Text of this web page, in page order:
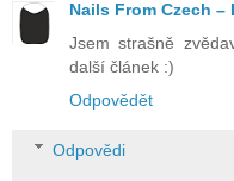
Nails From Czech –
Jsem strašně
další článek :)
Odpovědět
Odpovědi